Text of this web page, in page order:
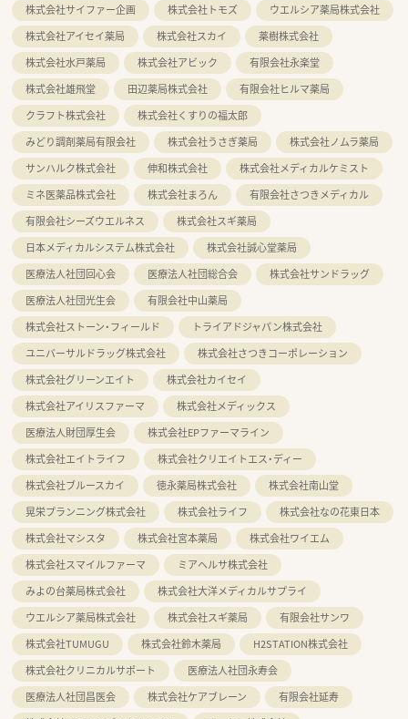
株式会社サイファー企画 株式会社トモズ
ウエルシア薬局株式会社
株式会社アイセイ薬局
株式会社スカイ
薬樹株式会社
株式会社水戸薬局
株式会社アビック
有限会社永楽堂
株式会社雄飛堂
田辺薬局株式会社
有限会社ヒルマ薬局
クラフト株式会社
株式会社くすりの福太郎
みどり調剤薬局有限会社
株式会社うさぎ薬局
株式会社ノムラ薬局
サンハルク株式会社
伸和株式会社
株式会社メディカルケミスト
ミネ医薬品株式会社
株式会社まろん
有限会社さつきメディカル
有限会社シーズウエルネス
株式会社スギ薬局
日本メディカルシステム株式会社
株式会社誠心堂薬局
医療法人社団回心会
医療法人社団総合会
株式会社サンドラッグ
医療法人社団光生会
有限会社中山薬局
株式会社ストーン・フィールド
トライアドジャパン株式会社
ユニバーサルドラッグ株式会社
株式会社さつきコーポレーション
株式会社グリーンエイト
株式会社カイセイ
株式会社アイリスファーマ
株式会社メディックス
医療法人財団厚生会
株式会社EPファーマライン
株式会社エイトライフ
株式会社クリエイトエス・ディー
株式会社ブルースカイ
徳永薬局株式会社
株式会社南山堂
晃栄プランニング株式会社
株式会社ライフ
株式会社なの花東日本
株式会社マシスタ
株式会社宮本薬局
株式会社ワイエム
株式会社スマイルファーマ
ミアヘルサ株式会社
みよの台薬局株式会社
株式会社大洋メディカルサプライ
ウエルシア薬局株式会社
株式会社スギ薬局
有限会社サンワ
株式会社TUMUGU
株式会社鈴木薬局
H2STATION株式会社
株式会社クリニカルサポート
医療法人社団永寿会
医療法人社団昌医会
株式会社ケアブレーン
有限会社延寿